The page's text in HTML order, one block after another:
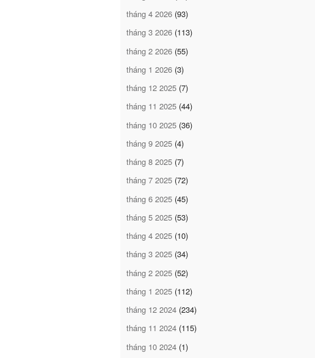
tháng 4 2026 (93)
tháng 3 2026 (113)
tháng 2 2026 (55)
tháng 1 2026 (3)
tháng 12 2025 (7)
tháng 11 2025 (44)
tháng 10 2025 (36)
tháng 9 2025 (4)
tháng 8 2025 (7)
tháng 7 2025 (72)
tháng 6 2025 (45)
tháng 5 2025 (53)
tháng 4 2025 (10)
tháng 3 2025 (34)
tháng 2 2025 (52)
tháng 1 2025 (112)
tháng 12 2024 (234)
tháng 11 2024 (115)
tháng 10 2024 (1)